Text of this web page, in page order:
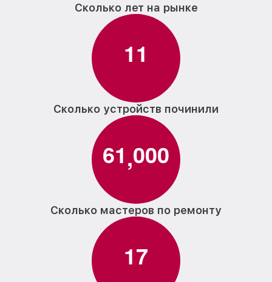
Сколько лет на рынке
11
Сколько устройств починили
61,000
Сколько мастеров по ремонту
17